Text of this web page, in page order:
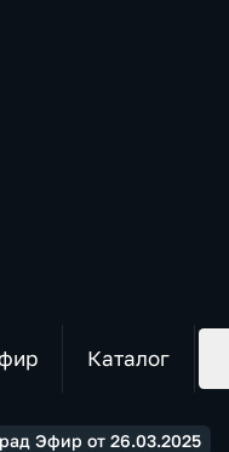
Каталог
Эфир от 26.03.2025